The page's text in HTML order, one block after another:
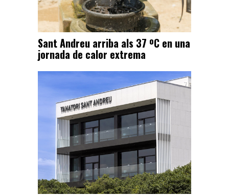
Sant Andreu arriba als 37 ºC en una
jornada de calor extrema